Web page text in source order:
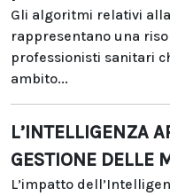
Gli algoritmi relativi
rappresentano una
professionisti sanitari
ambito...
L’INTELLIGENZA
GESTIONE DELLE
L’impatto